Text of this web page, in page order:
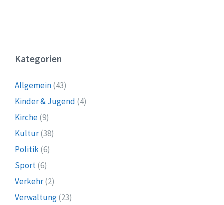
Kategorien
Allgemein(43)
Kinder & Jugend (4)
Kirche(9)
Kultur(38)
Politik(6)
Sport(6)
Verkehr(2)
Verwaltung(23)